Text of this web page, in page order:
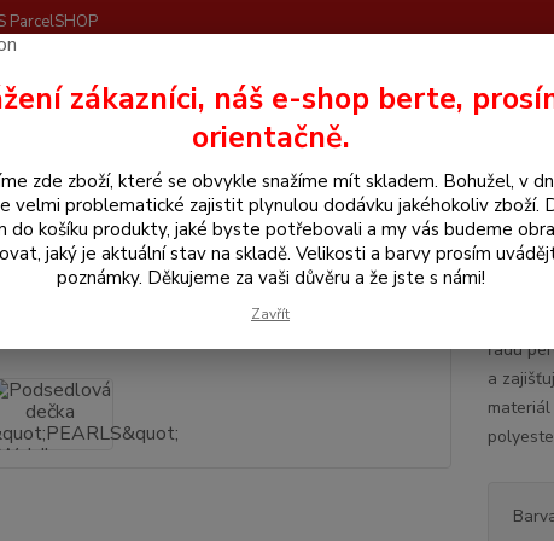
ParcelSHOP
Hledat Nevíte
+420
pro koně Podsedlová dečka "PEARLS" Waldhausen
dečka "PEARLS"
řadu
a
zákazníci, náš e-shop berte,
orientačně.
zde zboží, které se obvykle snažíme mít skladem. Bohužel, v
velmi problematické zajistit plynulou dodávku jakéhokoliv zboží.
do košíku produkty, jaké byste potřebovali a my vás budeme
jaký je aktuální stav na skladě. Velikosti a barvy prosím
poznámky. Děkujeme za vaši důvěru a že jste s námi!
Zavřít